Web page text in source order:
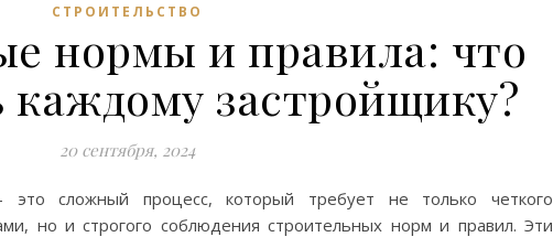
СТРОИТЕЛЬСТВО
нормы и правила: что
каждому застройщику?
20 сентября, 2024
это сложный процесс, который требует не только четкого
но и строгого соблюдения строительных норм и правил. Эти